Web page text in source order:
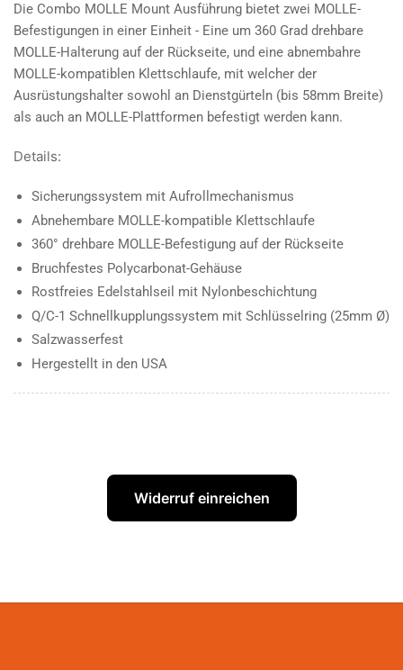
Die Combo MOLLE Mount Ausführung bietet zwei MOLLE-
Befestigungen in einer Einheit - Eine um 360 Grad drehbare
MOLLE-Halterung auf der Rückseite, und eine abnembahre
MOLLE-kompatiblen Klettschlaufe, mit welcher der
Ausrüstungshalter sowohl an Dienstgürteln (bis 58mm Breite)
als auch an MOLLE-Plattformen befestigt werden kann.
Details:
Sicherungssystem mit Aufrollmechanismus
Abnehembare MOLLE-kompatible Klettschlaufe
360° drehbare MOLLE-Befestigung auf der Rückseite
Bruchfestes Polycarbonat-Gehäuse
Rostfreies Edelstahlseil mit Nylonbeschichtung
Q/C-1 Schnellkupplungssystem mit Schlüsselring (25mm Ø)
Salzwasserfest
Hergestellt in den USA
Widerruf einreichen